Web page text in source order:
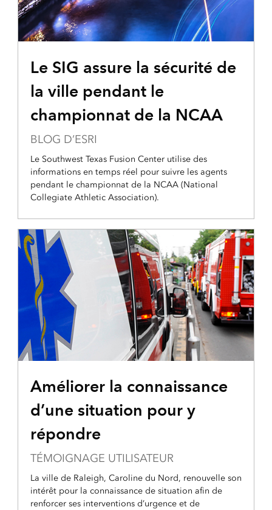
Le SIG assure la sécurité de
la ville pendant le
championnat de la NCAA
BLOG D’ESRI
Le Southwest Texas Fusion Center utilise des
informations en temps réel pour suivre les agents
pendant le championnat de la NCAA (National
Collegiate Athletic Association).
Améliorer la connaissance
d’une situation pour y
répondre
TÉMOIGNAGE UTILISATEUR
La ville de Raleigh, Caroline du Nord, renouvelle son
intérêt pour la connaissance de situation afin de
renforcer ses interventions d’urgence et de